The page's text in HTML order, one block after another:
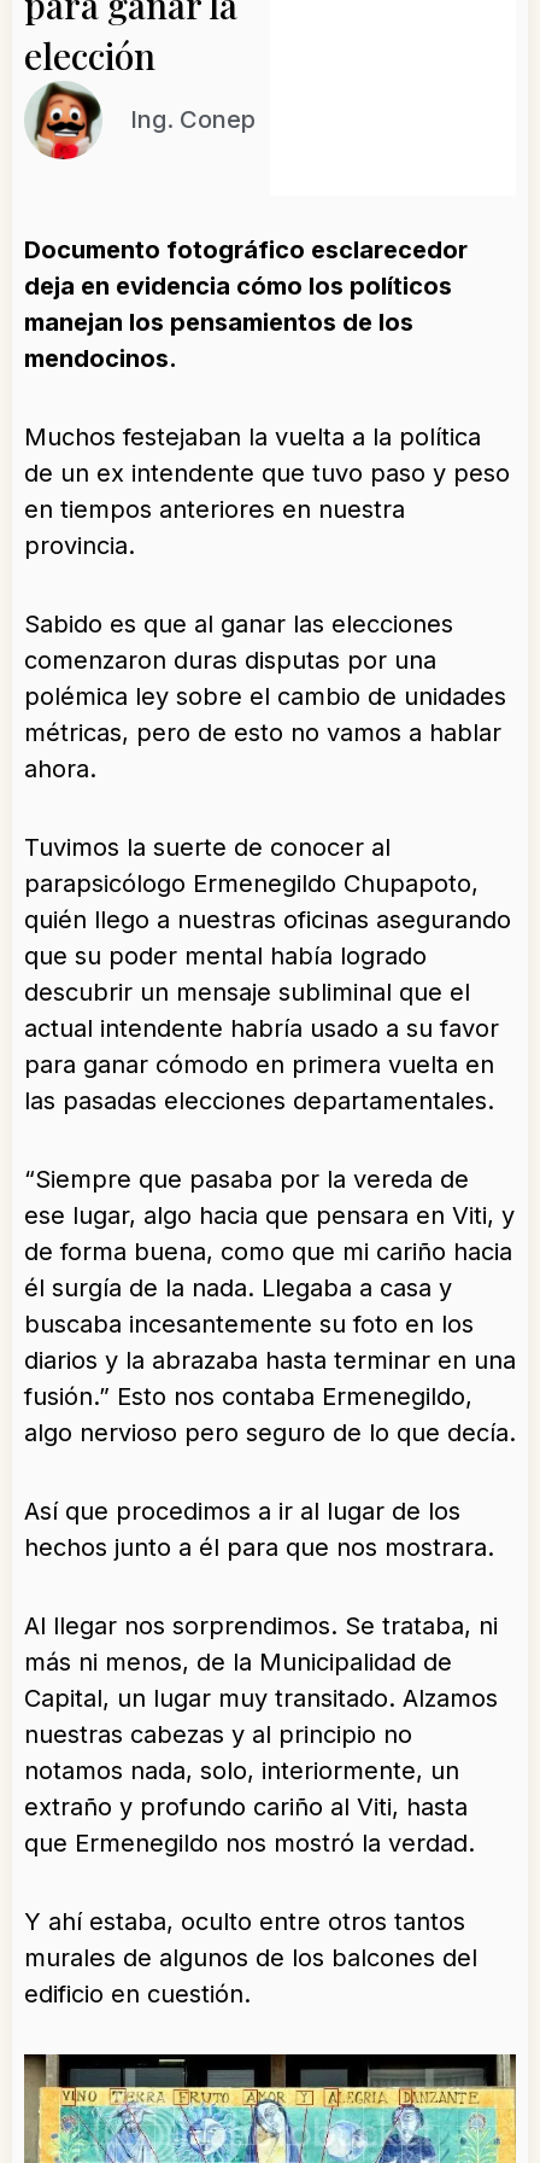
elección
Ing. Conep
Documento fotográfico esclarecedor
deja en evidencia cómo los políticos
manejan los pensamientos de los
mendocinos.
Muchos festejaban la vuelta a la política
de un ex intendente que tuvo paso y peso
en tiempos anteriores en nuestra
provincia.
Sabido es que al ganar las elecciones
comenzaron duras disputas por una
polémica ley sobre el cambio de unidades
métricas, pero de esto no vamos a hablar
ahora.
Tuvimos la suerte de conocer al
parapsicólogo Ermenegildo Chupapoto,
quién llego a nuestras oficinas asegurando
que su poder mental había logrado
descubrir un mensaje subliminal que el
actual intendente habría usado a su favor
para ganar cómodo en primera vuelta en
las pasadas elecciones departamentales.
“Siempre que pasaba por la vereda de
ese lugar, algo hacia que pensara en Viti, y
de forma buena, como que mi cariño hacia
él surgía de la nada. Llegaba a casa y
buscaba incesantemente su foto en los
diarios y la abrazaba hasta terminar en una
fusión.” Esto nos contaba Ermenegildo,
algo nervioso pero seguro de lo que decía.
Así que procedimos a ir al lugar de los
hechos junto a él para que nos mostrara.
Al llegar nos sorprendimos. Se trataba, ni
más ni menos, de la Municipalidad de
Capital, un lugar muy transitado. Alzamos
nuestras cabezas y al principio no
notamos nada, solo, interiormente, un
extraño y profundo cariño al Viti, hasta
que Ermenegildo nos mostró la verdad.
Y ahí estaba, oculto entre otros tantos
murales de algunos de los balcones del
edificio en cuestión.